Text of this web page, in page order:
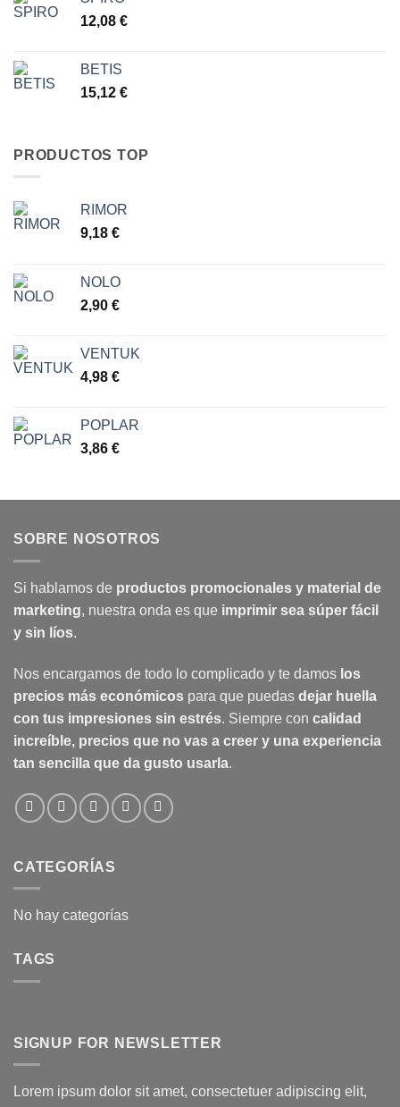
12,08 €
BETIS
15,12 €
PRODUCTOS TOP
RIMOR
9,18 €
NOLO
2,90 €
VENTUK
4,98 €
POPLAR
3,86 €
SOBRE NOSOTROS
Si hablamos de productos promocionales y material de
marketing, nuestra onda es que imprimir sea súper fácil
y sin líos.
Nos encargamos de todo lo complicado y te damos los
precios más económicos para que puedas dejar huella
con tus impresiones sin estrés. Siempre con calidad
increíble, precios que no vas a creer y una experiencia
tan sencilla que da gusto usarla.
CATEGORÍAS
No hay categorías
TAGS
SIGNUP FOR NEWSLETTER
Lorem ipsum dolor sit amet, consectetuer adipiscing elit,